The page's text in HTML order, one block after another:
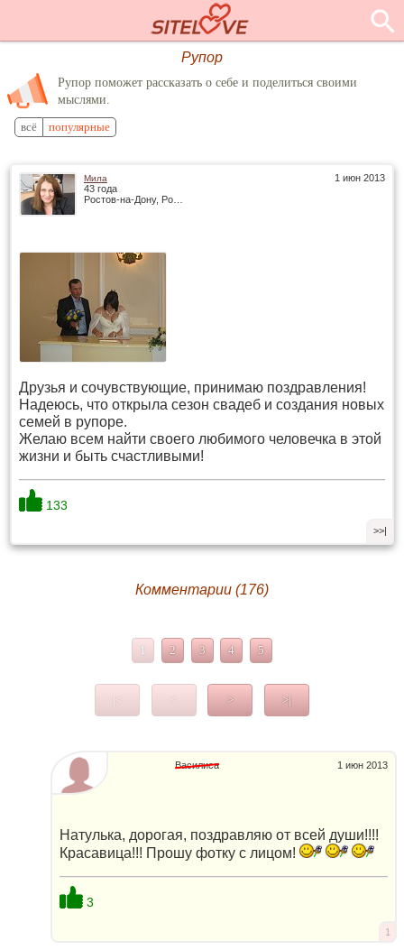
Рупор
Рупор поможет рассказать о себе и поделиться своими
мыслями.
всё популярные
1 июн 2013
Мила
43 года
Ростов-на-Дону, Россия
Друзья и сочувствующие, принимаю поздравления!
Надеюсь, что открыла сезон свадеб и создания новых
семей в рупоре.
Желаю всем найти своего любимого человечка в этой
жизни и быть счастливыми!
133
>>|
Комментарии (176)
1 2 3 4 5
|< < > >|
1 июн 2013
Василиса
Натулька, дорогая, поздравляю от всей души!!!!
Красавица!!! Прошу фотку с лицом!
3
1